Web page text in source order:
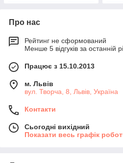
Про нас
Рейтинг не сформований
Менше 5 відгуків за останній
Працює з 15.10.2013
м. Львів
вул. Творча, 8, Львів, Україна
Контакти
Сьогодні вихідний
Показати весь графік